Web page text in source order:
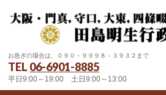
お急ぎの場合は、０９０－９９９８－３９３２まで
TEL 06-6901-8885
平日9:00～19:00 土日9:00～13:00